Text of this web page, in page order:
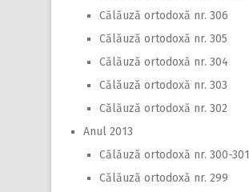
Călăuză ortodoxă nr. 306
Călăuză ortodoxă nr. 305
Călăuză ortodoxă nr. 304
Călăuză ortodoxă nr. 303
Călăuză ortodoxă nr. 302
Anul 2013
Călăuză ortodoxă nr. 300-301
Călăuză ortodoxă nr. 299